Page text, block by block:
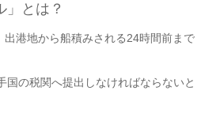
」とは？
出港地から船積みされる24時間前まで
国の税関へ提出しなければならないと